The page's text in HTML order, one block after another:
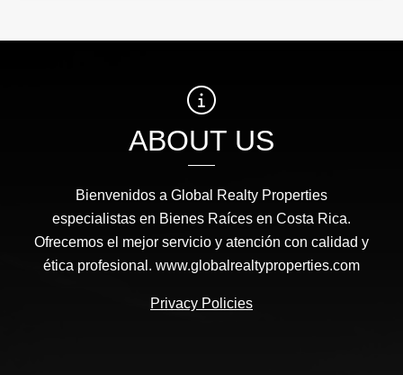
ABOUT US
Bienvenidos a Global Realty Properties
especialistas en Bienes Raíces en Costa Rica.
Ofrecemos el mejor servicio y atención con calidad y
ética profesional. www.globalrealtyproperties.com
Privacy Policies